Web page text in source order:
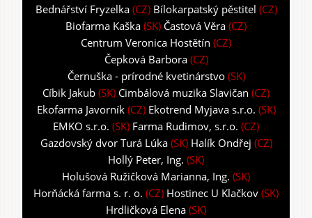
Bednářství Fryzelka(CZ) Bílokarpatský pěstitel (CZ)
Biofarma Kaška (SK) Častová Věra (CZ)
Centrum Veronica Hostětín (CZ)
Čepková Barbora(CZ)
Černuška - prírodné kvetinárstvo(SK)
Cíbik Jakub (SK) Cimbálová muzika Slavičan (CZ)
Ekofarma Javorník(CZ) Ekotrend Myjava s.r.o. (SK)
EMKO s.r.o. (SK) Farma Rudimov, s.r.o. (CZ)
Gazdovský dvor Turá Lúka(SK) Halík Ondřej (CZ)
Hollý Peter, Ing. (SK)
Holušová Ružičková Marianna, Ing. (SK)
Horňácká farma s. r. o. (CZ) Hostinec U Klačkov (SK)
Hrdličková Elena (SK)